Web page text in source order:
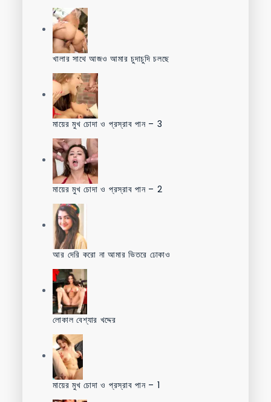
খালার সাথে আজও আমার চুদাচুদি চলছে
মায়ের মুখ চোদা ও প্রস্রাব পান – 3
মায়ের মুখ চোদা ও প্রস্রাব পান – 2
আর দেরি করো না আমার ভিতরে ঢোকাও
লোকাল বেশ্যার খদ্দের
মায়ের মুখ চোদা ও প্রস্রাব পান – 1